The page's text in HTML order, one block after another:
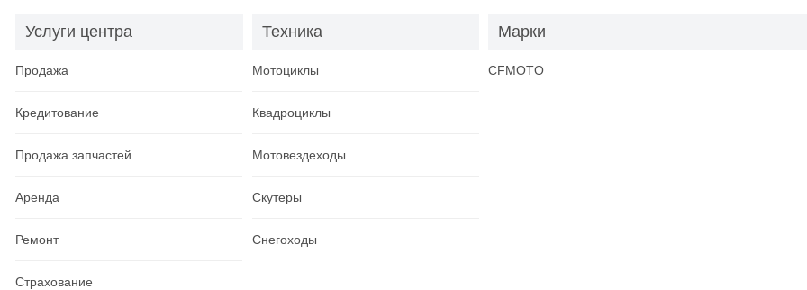
Услуги центра
Продажа
Кредитование
Продажа запчастей
Аренда
Ремонт
Страхование
Техника
Мотоциклы
Квадроциклы
Мотовездеходы
Скутеры
Снегоходы
Марки
CFMOTO